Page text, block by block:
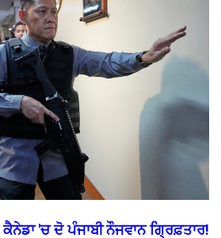
ਕੈਨੇਡਾ 'ਚ ਦੋ ਪੰਜਾਬੀ ਨੌਜਵਾਨ ਗ੍ਰਿਫ਼ਤਾਰ!